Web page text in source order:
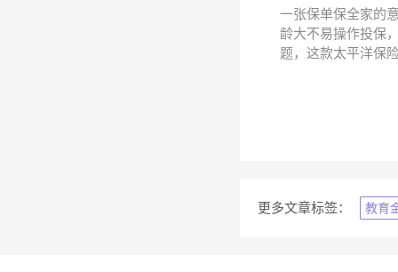
一张保单保全家的
龄大不易操作投保
题，这款太平洋保
更多文章标签： 教育